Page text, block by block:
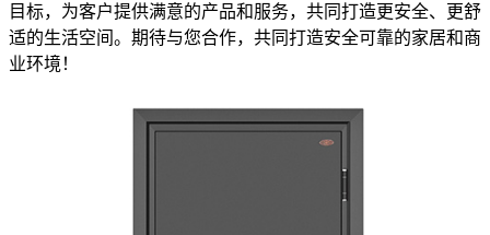
目标，为客户提供满意的产品和服务，共同打造更安全、更舒
适的生活空间。期待与您合作，共同打造安全可靠的家居和商
业环境！